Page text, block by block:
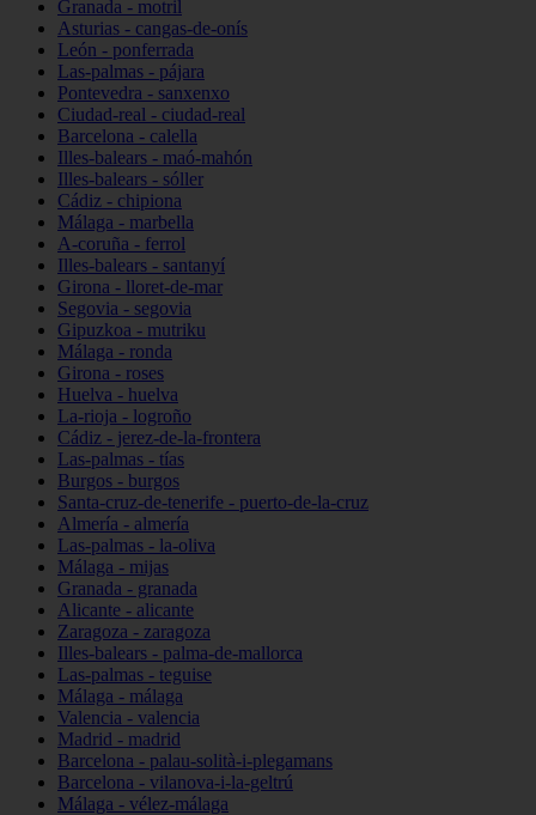
Granada - motril
Asturias - cangas-de-onís
León - ponferrada
Las-palmas - pájara
Pontevedra - sanxenxo
Ciudad-real - ciudad-real
Barcelona - calella
Illes-balears - maó-mahón
Illes-balears - sóller
Cádiz - chipiona
Málaga - marbella
A-coruña - ferrol
Illes-balears - santanyí
Girona - lloret-de-mar
Segovia - segovia
Gipuzkoa - mutriku
Málaga - ronda
Girona - roses
Huelva - huelva
La-rioja - logroño
Cádiz - jerez-de-la-frontera
Las-palmas - tías
Burgos - burgos
Santa-cruz-de-tenerife - puerto-de-la-cruz
Almería - almería
Las-palmas - la-oliva
Málaga - mijas
Granada - granada
Alicante - alicante
Zaragoza - zaragoza
Illes-balears - palma-de-mallorca
Las-palmas - teguise
Málaga - málaga
Valencia - valencia
Madrid - madrid
Barcelona - palau-solità-i-plegamans
Barcelona - vilanova-i-la-geltrú
Málaga - vélez-málaga